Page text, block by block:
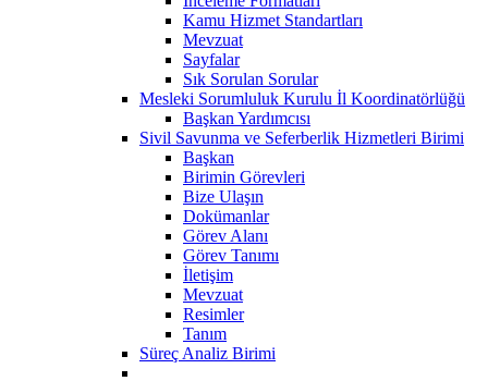
Kamu Hizmet Standartları
Mevzuat
Sayfalar
Sık Sorulan Sorular
Mesleki Sorumluluk Kurulu İl Koordinatörlüğü
Başkan Yardımcısı
Sivil Savunma ve Seferberlik Hizmetleri Birimi
Başkan
Birimin Görevleri
Bize Ulaşın
Dokümanlar
Görev Alanı
Görev Tanımı
İletişim
Mevzuat
Resimler
Tanım
Süreç Analiz Birimi